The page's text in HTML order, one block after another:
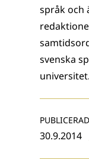
språk och
svenska
universitet.
PUBLICERAD
30.9.2014